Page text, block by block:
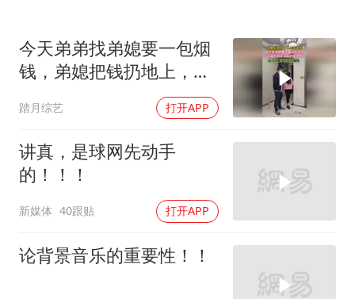
36岁男演员成景区NPC后人气爆棚
宇树王兴兴被问了360多个问题
乐享全民健身 共筑健康中国
今天弟弟找弟媳要一包烟
钱，弟媳把钱扔地上，那
踏月综艺 打开APP
讲真，是球网先动手
的！！！
新媒体 40跟贴 打开APP
论背景音乐的重要性！！